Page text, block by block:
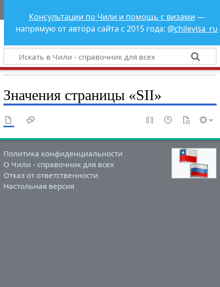
Чили - справочник
для всех
Консультации по Чили и помощь с визами —
напрямую от автора сайта с 2015 года: @chilevisa_ru
Значения страницы «SII»
Политика конфиденциальности
О Чили - справочник для всех
Отказ от ответственности
Настольная версия